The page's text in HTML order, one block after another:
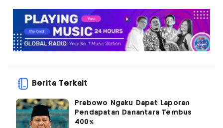
Berita Terkait
Prabowo Ngaku Dapat Laporan
Pendapatan Danantara Tembus
400%